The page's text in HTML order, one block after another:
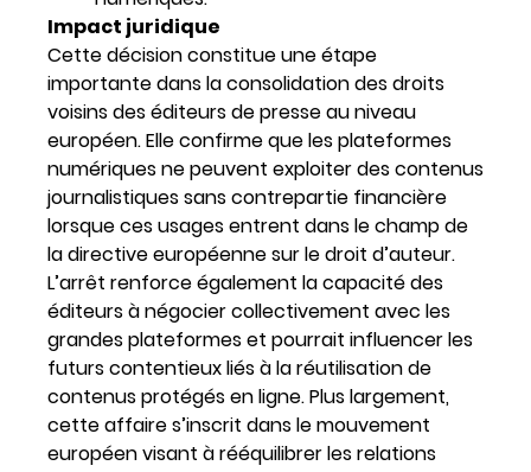
Impact juridique
Cette décision constitue une étape
importante dans la consolidation des droits
voisins des éditeurs de presse au niveau
européen. Elle confirme que les plateformes
numériques ne peuvent exploiter des contenus
journalistiques sans contrepartie financière
lorsque ces usages entrent dans le champ de
la directive européenne sur le droit d’auteur.
L’arrêt renforce également la capacité des
éditeurs à négocier collectivement avec les
grandes plateformes et pourrait influencer les
futurs contentieux liés à la réutilisation de
contenus protégés en ligne. Plus largement,
cette affaire s’inscrit dans le mouvement
européen visant à rééquilibrer les relations